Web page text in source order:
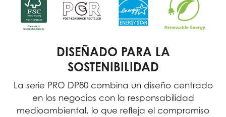
DISEÑADO PARA LA
SOSTENIBILIDAD
La serie PRO DP80 combina un diseño centrado
en los negocios con la responsabilidad
medioambiental, lo que refleja el compromiso